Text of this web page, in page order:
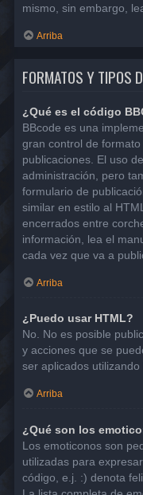
mismo, sin embargo,
Arriba
FORMATOS Y TIPOS
¿Qué es el código
BBcode es una
gran control de
publicaciones. El uso
administración, pero
formulario de
similar en estilo al
encerrados entre
información, lea el
cada vez que va a
Arriba
¿Puedo usar HTML?
No. No es posible
y acciones que se
ser aplicados utilizando
Arriba
¿Qué son los
Los emoticonos son
utilizadas para
código, e.j. :) denota